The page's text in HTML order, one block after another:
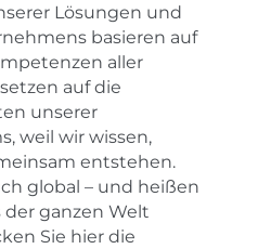
Lösungen und
basieren auf
aller
auf die
unserer
weil wir wissen,
entstehen.
global – und heißen
der ganzen Welt
Sie hier die